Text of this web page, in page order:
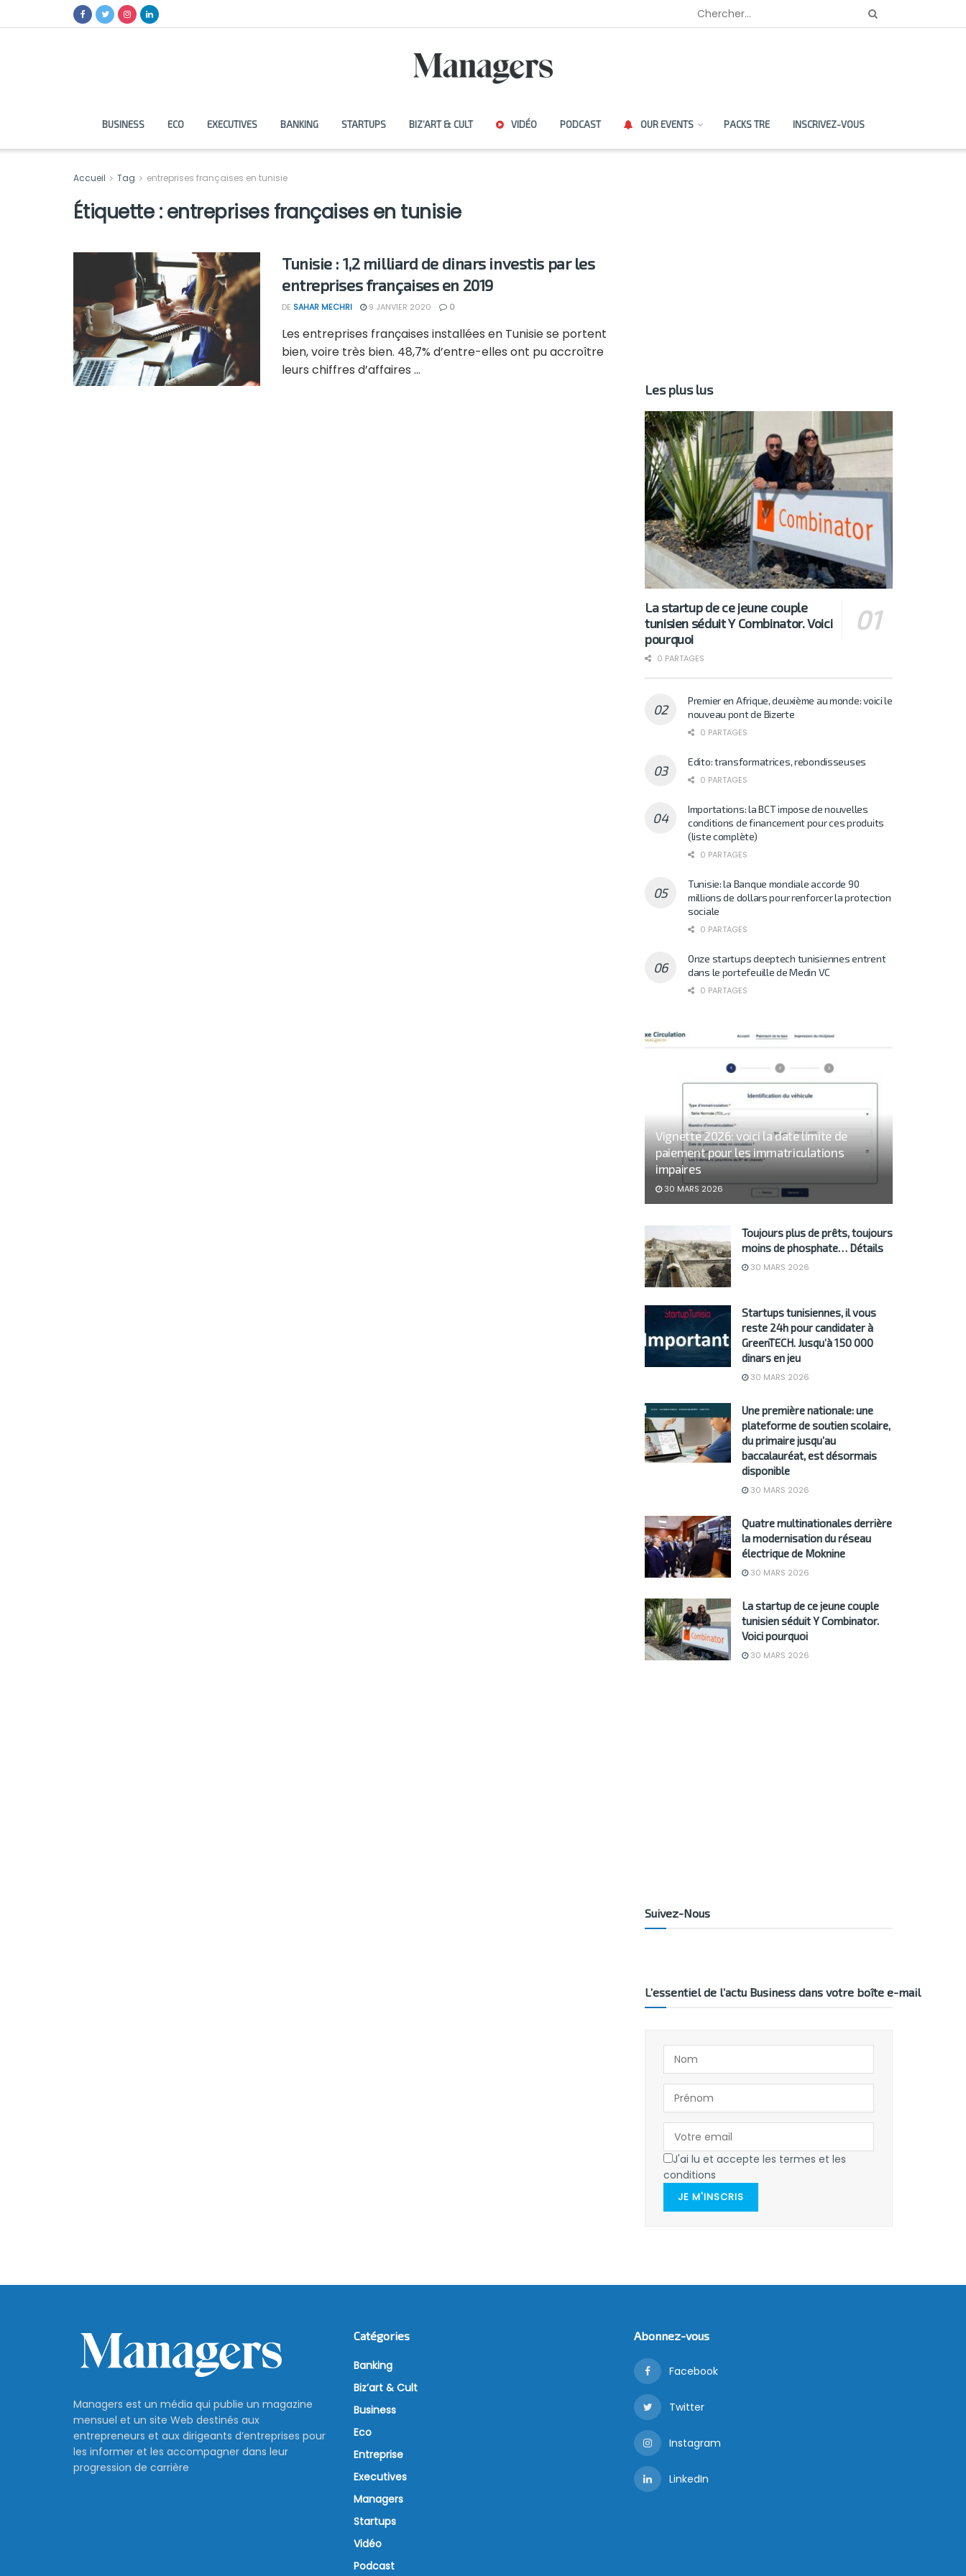
BUSINESS ECO EXECUTIVES BANKING STARTUPS BIZ’ART & CULT VIDÉO PODCAST OUR EVENTS PACKS TRE INSCRIVEZ-VOUS
Accueil Tag entreprises françaises en tunisie
Étiquette :entreprises françaises en tunisie
Tunisie : 1,2 milliard de dinars investis par les
entreprises françaises en 2019
DE SAHAR MECHRI 9 JANVIER 2020 0
Les entreprises françaises installées en Tunisie se portent
bien, voire très bien. 48,7% d’entre-elles ont pu accroître
leurs chiffres d’affaires ...
Les plus lus
La startup de ce jeune couple
tunisien séduit Y Combinator. Voici
pourquoi
0 PARTAGES
Premier en Afrique, deuxième au monde: voici le
nouveau pont de Bizerte
0 PARTAGES
Edito: transformatrices, rebondisseuses
0 PARTAGES
Importations: la BCT impose de nouvelles
conditions de financement pour ces produits
(liste complète)
0 PARTAGES
Tunisie: la Banque mondiale accorde 90
millions de dollars pour renforcer la protection
sociale
0 PARTAGES
Onze startups deeptech tunisiennes entrent
dans le portefeuille de Medin VC
0 PARTAGES
Vignette 2026: voici la date limite de
paiement pour les immatriculations
impaires
30 MARS 2026
Toujours plus de prêts, toujours
moins de phosphate… Détails
30 MARS 2026
Startups tunisiennes, il vous
reste 24h pour candidater à
GreenTECH. Jusqu’à 150 000
dinars en jeu
30 MARS 2026
Une première nationale: une
plateforme de soutien scolaire,
du primaire jusqu’au
baccalauréat, est désormais
disponible
30 MARS 2026
Quatre multinationales derrière
la modernisation du réseau
électrique de Moknine
30 MARS 2026
La startup de ce jeune couple
tunisien séduit Y Combinator.
Voici pourquoi
30 MARS 2026
Suivez-Nous
L’essentiel de l’actu Business dans votre boîte e-mail
J'ai lu et accepte les termes et les
conditions
JE M'INSCRIS
Managers est un média qui publie un magazine
mensuel et un site Web destinés aux
entrepreneurs et aux dirigeants d’entreprises pour
les informer et les accompagner dans leur
progression de carrière
Catégories
Banking
Biz’art & Cult
Business
Eco
Entreprise
Executives
Managers
Startups
Vidéo
Podcast
Abonnez-vous
Facebook
Twitter
Instagram
LinkedIn